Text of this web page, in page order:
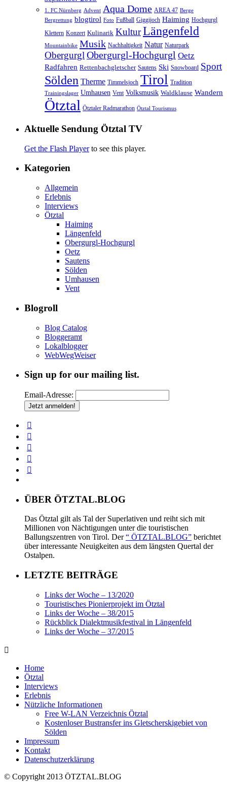
1. FC Nürnberg Advent Aqua Dome AREA 47 Berge
Bergrettung blogtirol Foto Fußball Giggijoch Haiming Hochgurgl
Klettern Konzert Kulinarik KulturLängenfeld
Mountainbike Musik Nachhaltigkeit Natur Naturpark
ObergurglObergurgl-Hochgurgl Oetz
Radfahren Rettenbachgletscher Sautens Ski Snowboard Sport
Sölden Therme Timmelsjoch Tirol Tradition
Trainingslager Umhausen Vent Volksmusik Waldklause Wandern
Ötztal Ötztaler Radmarathon Ötztal Tourismus
Aktuelle Sendung Ötztal TV
Get the Flash Playerto see this player.
Kategorien
Allgemein
Erlebnis
Interviews
Ötztal
Haiming
Längenfeld
Obergurgl-Hochgurgl
Oetz
Sautens
Sölden
Umhausen
Vent
Blogroll
Blog Catalog
Bloggeramt
Lokalblogger
WebWegWeiser
Sign up for our mailing list.
Email-Adresse:
ÜBER ÖTZTAL.BLOG
Das Ötztal gilt als Tal der Superlativen und reiht sich mit
Millionen von Nächtigungen unter die touristischen
Ballungszentren von Tirol. Der“ ÖTZTAL.BLOG” berichtet
über interessante Neuigkeiten aus dem längsten Quertal der
Ostalpen.
LETZTE BEITRÄGE
Links der Woche – 13/2020
Touristisches Pionierprojekt im Ötztal
Links der Woche – 38/2015
Rückblick Dialektmusikfestival in Längenfeld
Links der Woche – 37/2015
Home
Ötztal
Interviews
Erlebnis
Nützliche Informationen
Free W-LAN Verzeichnis Ötztal
Kostenloser Bustransfer ins Gletscherskigebiet von
Sölden
Impressum
Kontakt
Datenschutzerklärung
© Copyright 2013 ÖTZTAL.BLOG